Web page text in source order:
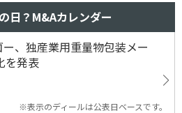
日？M&Aカレンダー
、独産業用重量物包装メー
を発表
※表示のディールは公表日ベースです。